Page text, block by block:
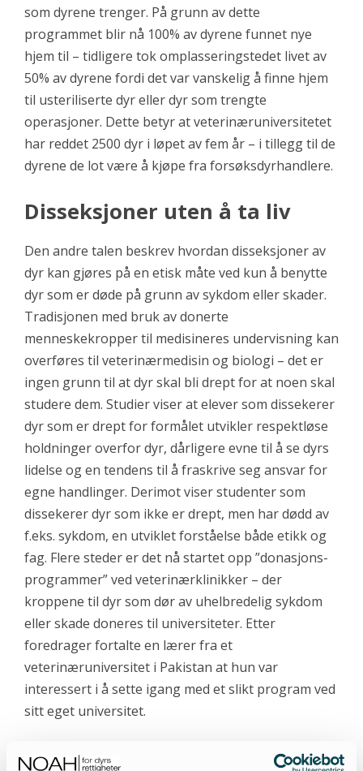
som dyrene trenger. På grunn av dette
programmet blir nå 100% av dyrene funnet nye
hjem til – tidligere tok omplasseringstedet livet av
50% av dyrene fordi det var vanskelig å finne hjem
til usteriliserte dyr eller dyr som trengte
operasjoner. Dette betyr at veterinæruniversitetet
har reddet 2500 dyr i løpet av fem år – i tillegg til de
dyrene de lot være å kjøpe fra forsøksdyrhandlere.
Disseksjoner uten å ta liv
Den andre talen beskrev hvordan disseksjoner av
dyr kan gjøres på en etisk måte ved kun å benytte
dyr som er døde på grunn av sykdom eller skader.
Tradisjonen med bruk av donerte
menneskekropper til medisineres undervisning kan
overføres til veterinærmedisin og biologi – det er
ingen grunn til at dyr skal bli drept for at noen skal
studere dem. Studier viser at elever som dissekerer
dyr som er drept for formålet utvikler respektløse
holdninger overfor dyr, dårligere evne til å se dyrs
lidelse og en tendens til å fraskrive seg ansvar for
egne handlinger. Derimot viser studenter som
dissekerer dyr som ikke er drept, men har dødd av
f.eks. sykdom, en utviklet forståelse både etikk og
fag. Flere steder er det nå startet opp ”donasjons-
programmer” ved veterinærklinikker – der
kroppene til dyr som dør av uhelbredelig sykdom
eller skade doneres til universiteter. Etter
foredrager fortalte en lærer fra et
veterinæruniversitet i Pakistan at hun var
interessert i å sette igang med et slikt program ved
sitt eget universitet.
Veterinærstudenter inspirert